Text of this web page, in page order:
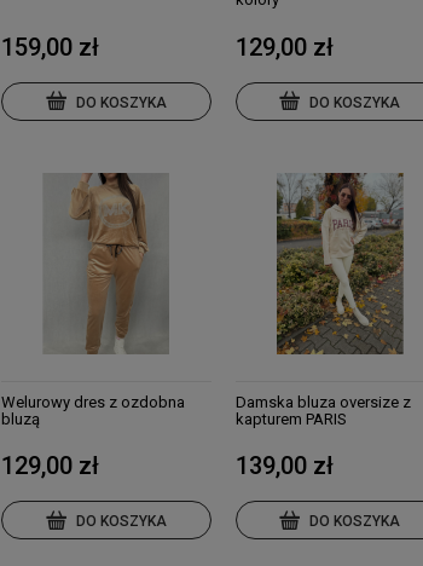
159,00 zł
DO KOSZYKA
129,00 zł
DO KOSZYKA
Welurowy dres z ozdobna
bluzą
129,00 zł
DO KOSZYKA
Damska bluza oversize z
kapturem PARIS
139,00 zł
DO KOSZYKA